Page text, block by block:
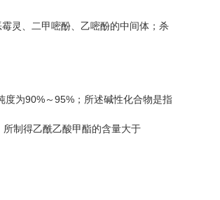
灵、二甲嘧酚、乙嘧酚的中间体；杀
度为90%～95%；所述碱性化合物是指
制得乙酰乙酸甲酯的含量大于